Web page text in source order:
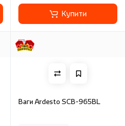
Купити
Ваги Ardesto SCB-965BL